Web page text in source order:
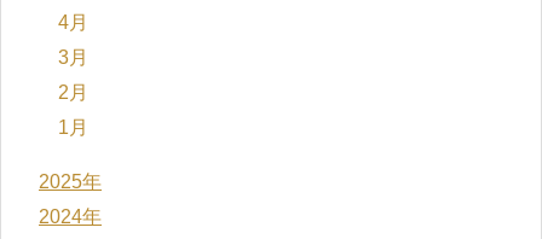
4月
3月
2月
1月
2025年
2024年